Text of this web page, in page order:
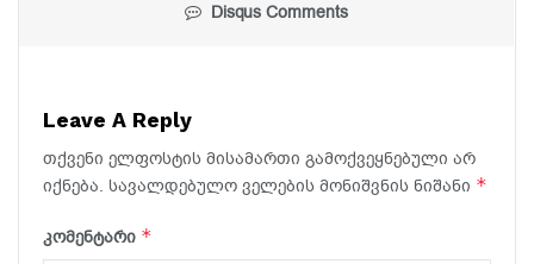
Disqus Comments
Leave A Reply
თქვენი ელფოსტის მისამართი გამოქვეყნებული არ
იქნება. სავალდებულო ველების მონიშვნის ნიშანი *
კომენტარი *